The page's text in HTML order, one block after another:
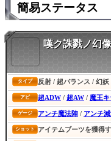
簡易ステータス
嘆ク誅戮ノ幻
タイプ 反射 / 超バランス / 幻妖
アビ 超ADW / 超AW / 魔王
ゲージ アンチ魔法陣 / アンチ
ショット アイテムブーツを獲得